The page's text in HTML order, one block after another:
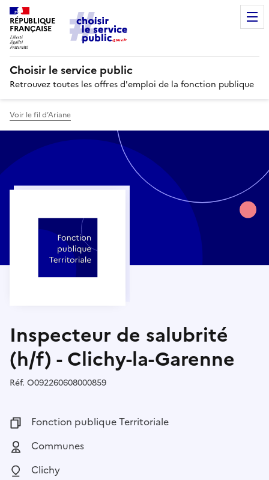
RÉPUBLIQUE
FRANÇAISE
Choisir le service public
Retrouvez toutes les offres d'emploi de la fonction publique
Voir le fil d’Ariane
Inspecteur de salubrité
(h/f) - Clichy-la-Garenne
Réf. Référence :
O092260608000859
Fonction publique :
Fonction publique Territoriale
Employeur :
Communes
Localisation :
Clichy